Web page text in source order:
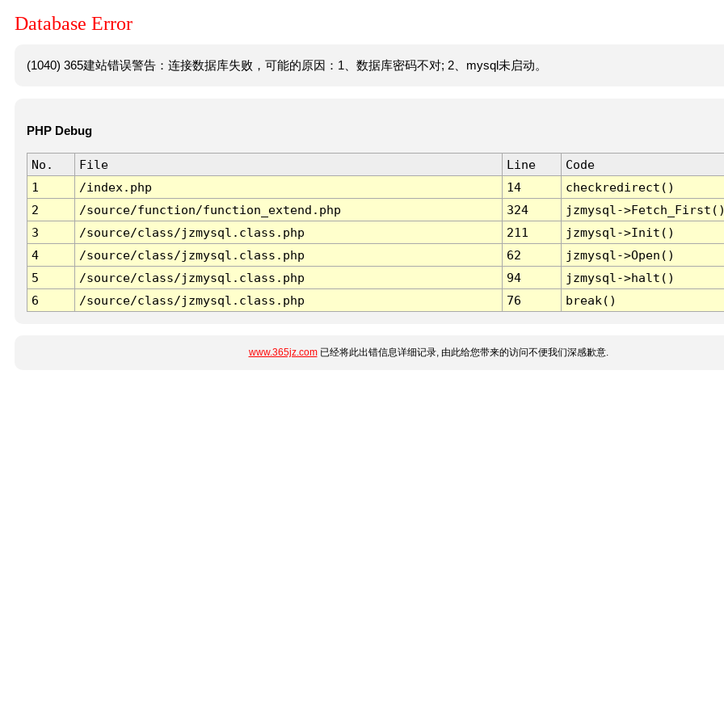
Database Error
(1040) 365建站错误警告：连接数据库失败，可能的原因：1、数据库密码不对; 2、mysql未启动。
PHP Debug
No. File Line
Code
1
/index.php 14
checkredirect()
2
/source/function/function_extend.php 324
jzmysql-
3
/source/class/jzmysql.class.php 211
jzmysql->Init()
4
/source/class/jzmysql.class.php 62
jzmysql->Open()
5
/source/class/jzmysql.class.php 94
jzmysql->halt()
6
/source/class/jzmysql.class.php 76 break()
www.365jz.com已经将此出错信息详细记录, 由此给您带来的访问不便我们深感歉意.